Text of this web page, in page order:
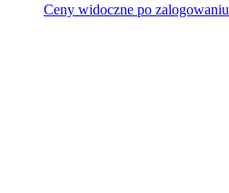
Ceny widoczne po zalogowaniu